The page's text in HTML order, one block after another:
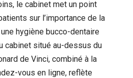
le cabinet met un point
sur l’importance de la
hygiène bucco-dentaire
cabinet situé au-dessus du
de Vinci, combiné à la
vous en ligne, reflète